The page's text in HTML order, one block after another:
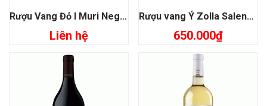
Rượu Vang Đỏ I Muri Negroamaro Pugia
Liên hệ
Rượu vang Ý Zolla Salento Malvasia Nera
650.000₫